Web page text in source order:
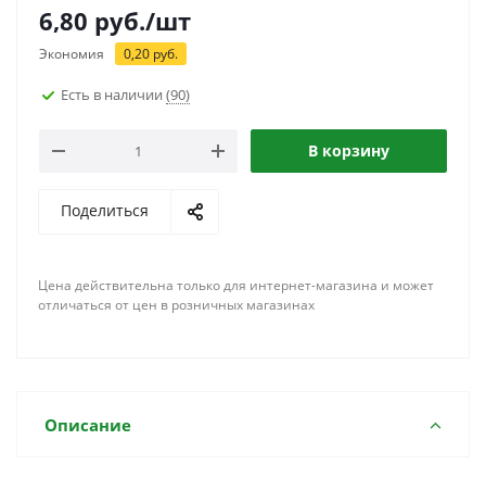
6,80 руб./шт
Экономия 0,20 руб.
Есть в наличии (90)
В корзину
Поделиться
Цена действительна только для интернет-магазина и может
отличаться от цен в розничных магазинах
Описание